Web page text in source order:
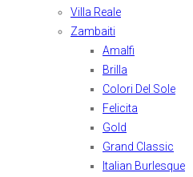
Villa Reale
Zambaiti
Amalfi
Brilla
Colori Del Sole
Felicita
Gold
Grand Classic
Italian Burlesque